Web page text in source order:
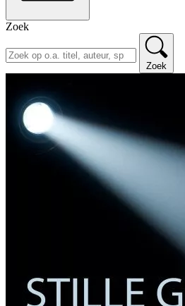
Zoek
Zoek